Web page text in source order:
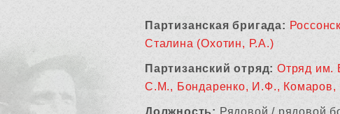
Партизанская бригада:
Сталина (Охотин, Р.А.)
Партизанский отряд: Отряд им.
С.М., Бондаренко, И.Ф., Комаров,
Должность: Рядовой / рядовой